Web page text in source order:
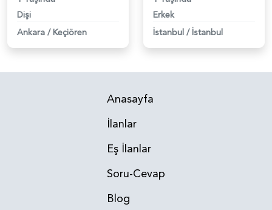
Dişi
Ankara / Keçiören
Erkek
İstanbul / İstanbul
Anasayfa
İlanlar
Eş İlanlar
Soru-Cevap
Blog